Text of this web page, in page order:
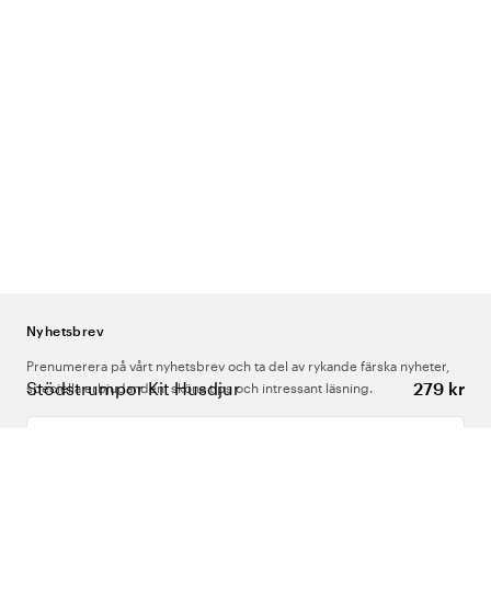
Stödstrumpor Kit Husdjur 279 kr
Nyhetsbrev
Prenumerera på vårt nyhetsbrev och ta del av rykande färska nyheter,
speciella erbjudanden, sköna tips och intressant läsning.
Ange din e-postadress